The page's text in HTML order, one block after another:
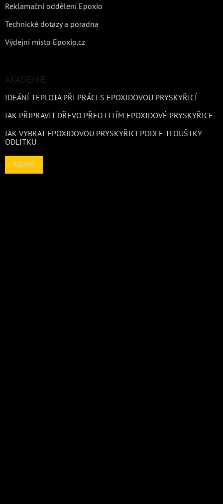
Reklamační oddělení Epoxio
Technické dotazy a poradna
Výdejní místo Epoxio.cz
AKADEMIE
IDEÁNÍ TEPLOTA PŘI PRÁCI S EPOXIDOVOU PRYSKYŘICÍ
JAK PŘIPRAVIT DŘEVO PŘED LITÍM EPOXIDOVÉ PRYSKYŘICE
JAK VYBRAT EPOXIDOVOU PRYSKYŘICI PODLE TLOUŠTKY
ODLITKU
ARCHIV